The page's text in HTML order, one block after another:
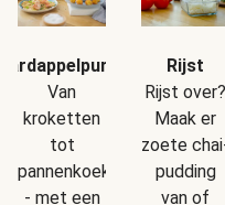
Van
kroketten
tot
pannenkoekjes
- met een
Rijst
Rijst over?
Maak er
zoete
pudding
van of